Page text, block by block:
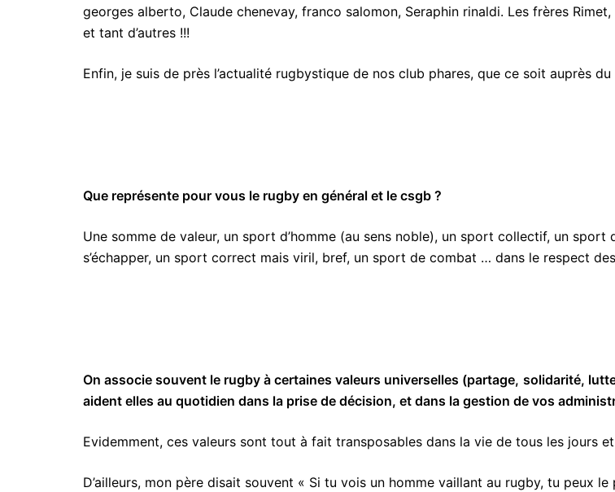
georges alberto, Claude chenevay, franco salomon, Seraphin rinaldi. Les frères
et tant d’autres !!!
Enfin, je suis de près l’actualité rugbystique de nos club phares, que ce soit auprès
Que représente pour vous le rugby en général et le csgb ?
Une somme de valeur, un sport d’homme (au sens noble), un sport collectif, un
s’échapper, un sport correct mais viril, bref, un sport de combat … dans le respect
On associe souvent le rugby à certaines valeurs universelles (partage, solidarité,
aident elles au quotidien dans la prise de décision, et dans la gestion de vos
Evidemment, ces valeurs sont tout à fait transposables dans la vie de tous les jours
D’ailleurs, mon père disait souvent « Si tu vois un homme vaillant au rugby, tu peux